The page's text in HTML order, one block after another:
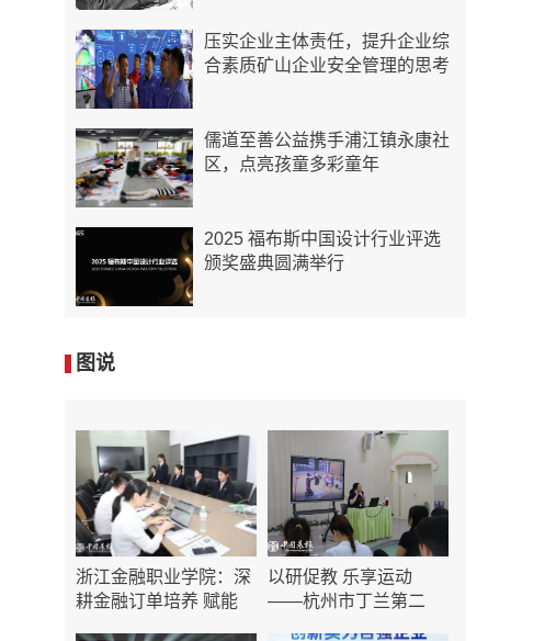
压实企业主体责任，提升企业综
合素质矿山企业安全管理的思考
儒道至善公益携手浦江镇永康社
区，点亮孩童多彩童年
2025 福布斯中国设计行业评选
颁奖盛典圆满举行
图说
浙江金融职业学院：深
耕金融订单培养 赋能
以研促教 乐享运动
——杭州市丁兰第二